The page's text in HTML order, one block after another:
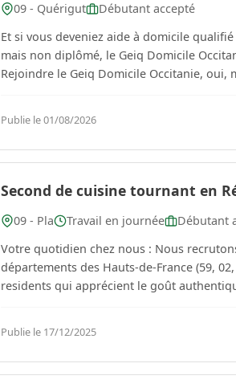
09 - Quérigut
Débutant accepté
Et si vous deveniez aide à domicile
mais non diplômé, le Geiq Domicile Occitanie étudie tous les CV !
Publie le 01/08/2026
Second de cuisine tournant en
09 - Pla Travail en journée
Débutant
Votre quotidien chez nous : Nous
départements des Hauts-de-France (59,
residents qui apprécient le goût
Publie le 17/12/2025